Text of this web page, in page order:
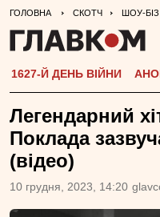
ГОЛОВНА СКОТЧ ШОУ-БІЗ
1627-Й ДЕНЬ ВІЙНИ
Легендарний
Поклада
(відео)
10 грудня, 2023, 14:20